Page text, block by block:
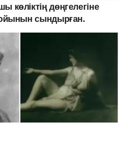
дөңгелегіне
сындырған.